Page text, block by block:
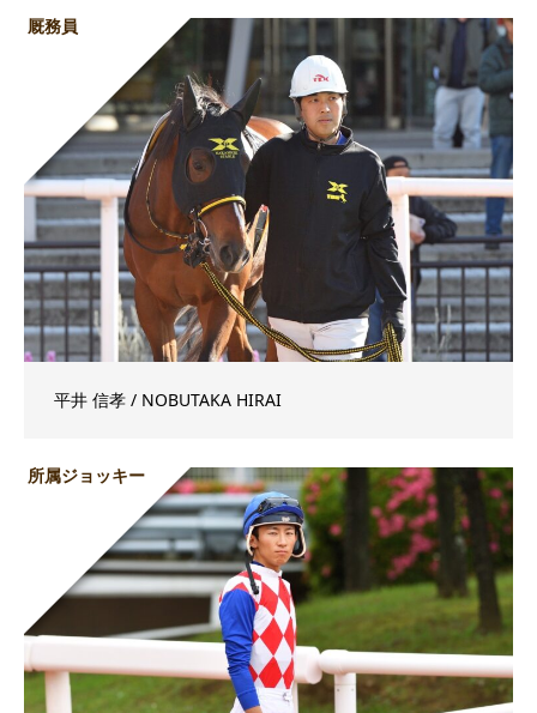
厩務員
平井 信孝 / NOBUTAKA HIRAI
所属ジョッキー